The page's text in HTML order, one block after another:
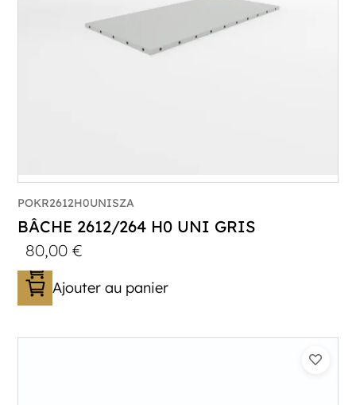
POKR2612H0UNISZA
BÂCHE 2612/264 H0 UNI GRIS
80,00€
Ajouter au panier